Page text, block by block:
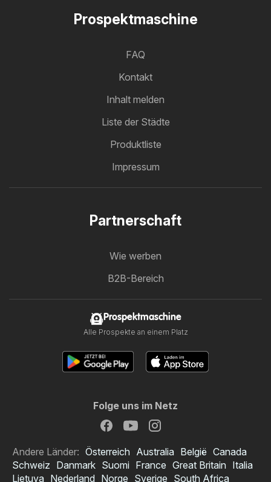
Prospektmaschine
FAQ
Kontakt
Inhalt melden
Liste der Städte
Produktliste
Impressum
Partnerschaft
Wie werben
B2B-Bereich
Prospektmaschine
Alle Prospekte an einem Platz
Folge uns im Netz
Andere Länder: Österreich Australia België Canada
Schweiz Danmark Suomi France Great Britain Italia
Lietuva Nederland Norge Sverige South Africa